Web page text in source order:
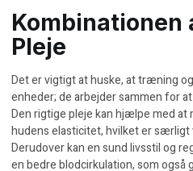
Pleje
Det er vigtigt at huske, at træning
enheder; de arbejder sammen for
Den rigtige pleje kan hjælpe med
hudens elasticitet, hvilket er
Derudover kan en sund livsstil og
en bedre blodcirkulation, som også